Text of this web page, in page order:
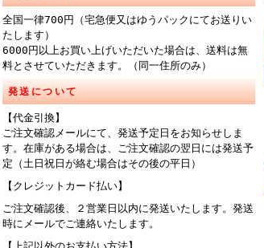
全国一律700円（宅急便又はゆうパックにてお送りい
たします）
6000円以上お買い上げいただいた場合は、送料は無
料とさせていただきます。（同一住所のみ）
発送について
【代金引換】
ご注文確認メールにて、発送予定日をお知らせしま
す。在庫がある場合は、ご注文確認の翌日には発送予
定（土日祝日が絡む場合はその後の平日）
【クレジットカード払い】
ご注文確認後、２営業日以内に発送いたします。発送
時にメールでご連絡いたします。